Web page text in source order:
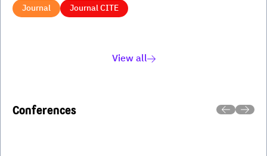
Journal Journal CITE
View all
Conferences